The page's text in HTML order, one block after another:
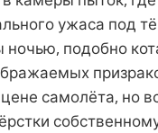
ужаса под
подобно
самолёта, но